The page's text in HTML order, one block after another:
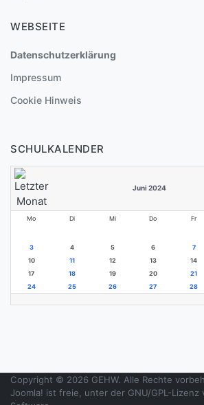
WEBSEITE
Datenschutzerklärung
Impressum
Cookie Hinweis
SCHULKALENDER
Juni 2024
Mo Di Mi Do Fr
3
4 5 6 7
10
11 12 13 14
17
18 19 20 21
24
25 26 27 28
Copyright © 2026 GEHW. Alle Rechte
Joomla! ist freie, unter der GNU/GPL-Lizenz